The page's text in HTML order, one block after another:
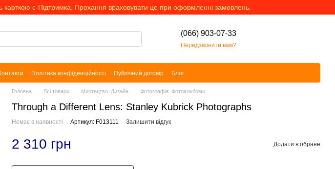
є-Підтримка. Прохання враховувати це при оформленні замовлень.
(066) 903-07-33
Передзвонити вам?
Політика конфіденційності Публічний договір Блог
Головна Всі товари Мистецтво. Дизайн Фотографія. Фотоальбоми
Through a Different Lens: Stanley Kubrick Photographs
Немає в наявності Артикул: F013111 Залишити відгук
2 310 грн Додати в обране